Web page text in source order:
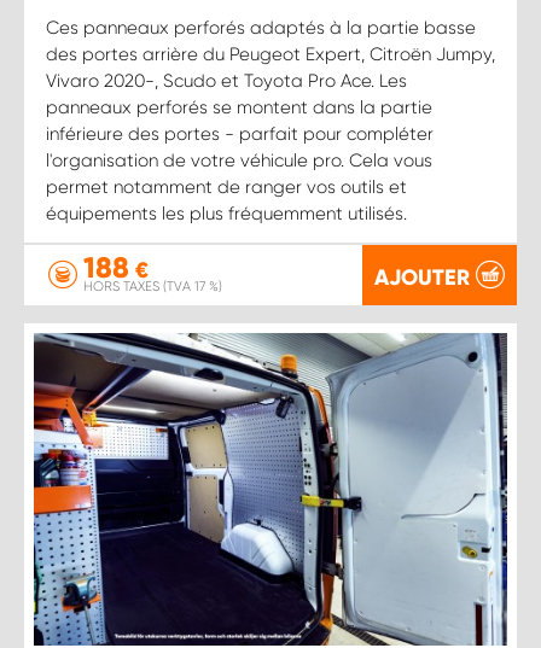
Ces panneaux perforés adaptés à la partie basse
des portes arrière du Peugeot Expert, Citroën Jumpy,
Vivaro 2020-, Scudo et Toyota Pro Ace. Les
panneaux perforés se montent dans la partie
inférieure des portes - parfait pour compléter
l'organisation de votre véhicule pro. Cela vous
permet notamment de ranger vos outils et
équipements les plus fréquemment utilisés.
188 €
HORS TAXES (TVA 17 %) AJOUTER